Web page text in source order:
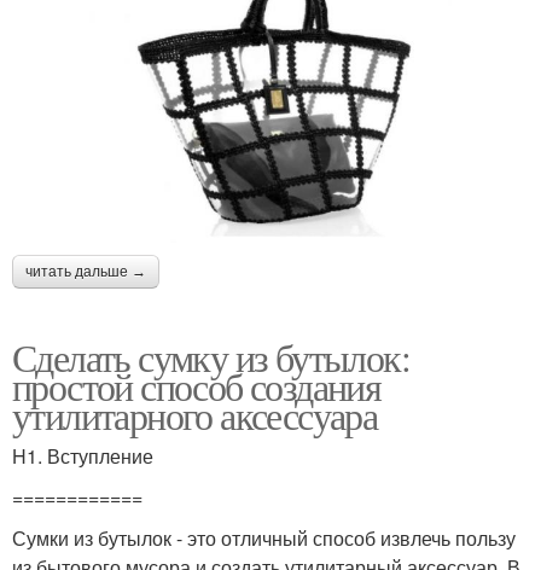
читать дальше →
Сделать сумку из бутылок:
простой способ создания
утилитарного аксессуара
H1. Вступление
============
Сумки из бутылок - это отличный способ извлечь пользу